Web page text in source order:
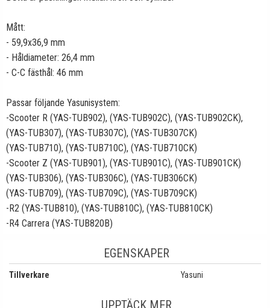
Mått:
- 59,9x36,9 mm
- Håldiameter: 26,4 mm
- C-C fästhål: 46 mm
Passar följande Yasunisystem:
-Scooter R (YAS-TUB902), (YAS-TUB902C), (YAS-TUB902CK),
(YAS-TUB307), (YAS-TUB307C), (YAS-TUB307CK)
(YAS-TUB710), (YAS-TUB710C), (YAS-TUB710CK)
-Scooter Z (YAS-TUB901), (YAS-TUB901C), (YAS-TUB901CK)
(YAS-TUB306), (YAS-TUB306C), (YAS-TUB306CK)
(YAS-TUB709), (YAS-TUB709C), (YAS-TUB709CK)
-R2 (YAS-TUB810), (YAS-TUB810C), (YAS-TUB810CK)
-R4 Carrera (YAS-TUB820B)
EGENSKAPER
Tillverkare Yasuni
UPPTÄCK MER